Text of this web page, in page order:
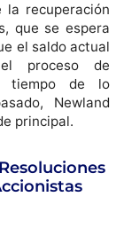
recuperación
que se espera
el saldo actual
proceso de
tiempo de lo
Newland
principal.